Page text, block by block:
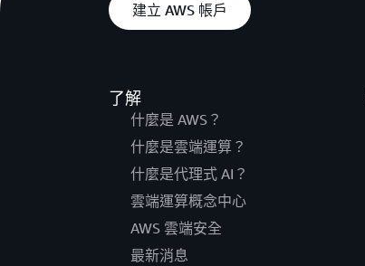
建立 AWS 帳戶
了解
什麼是 AWS？
什麼是雲端運算？
什麼是代理式 AI？
雲端運算概念中心
AWS 雲端安全
最新消息